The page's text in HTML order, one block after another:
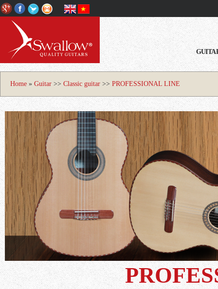
Home » Guitar >> Classic guitar >> PROFESSIONAL LINE